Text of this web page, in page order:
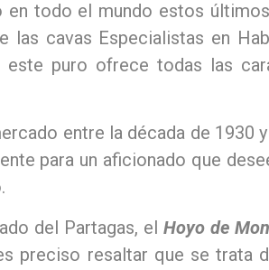
en todo el mundo estos
las cavas Especialistas en
puro ofrece todas las
entre la década de 1930
para un aficionado que
del Partagas, el Hoyo de
preciso resaltar que se trata